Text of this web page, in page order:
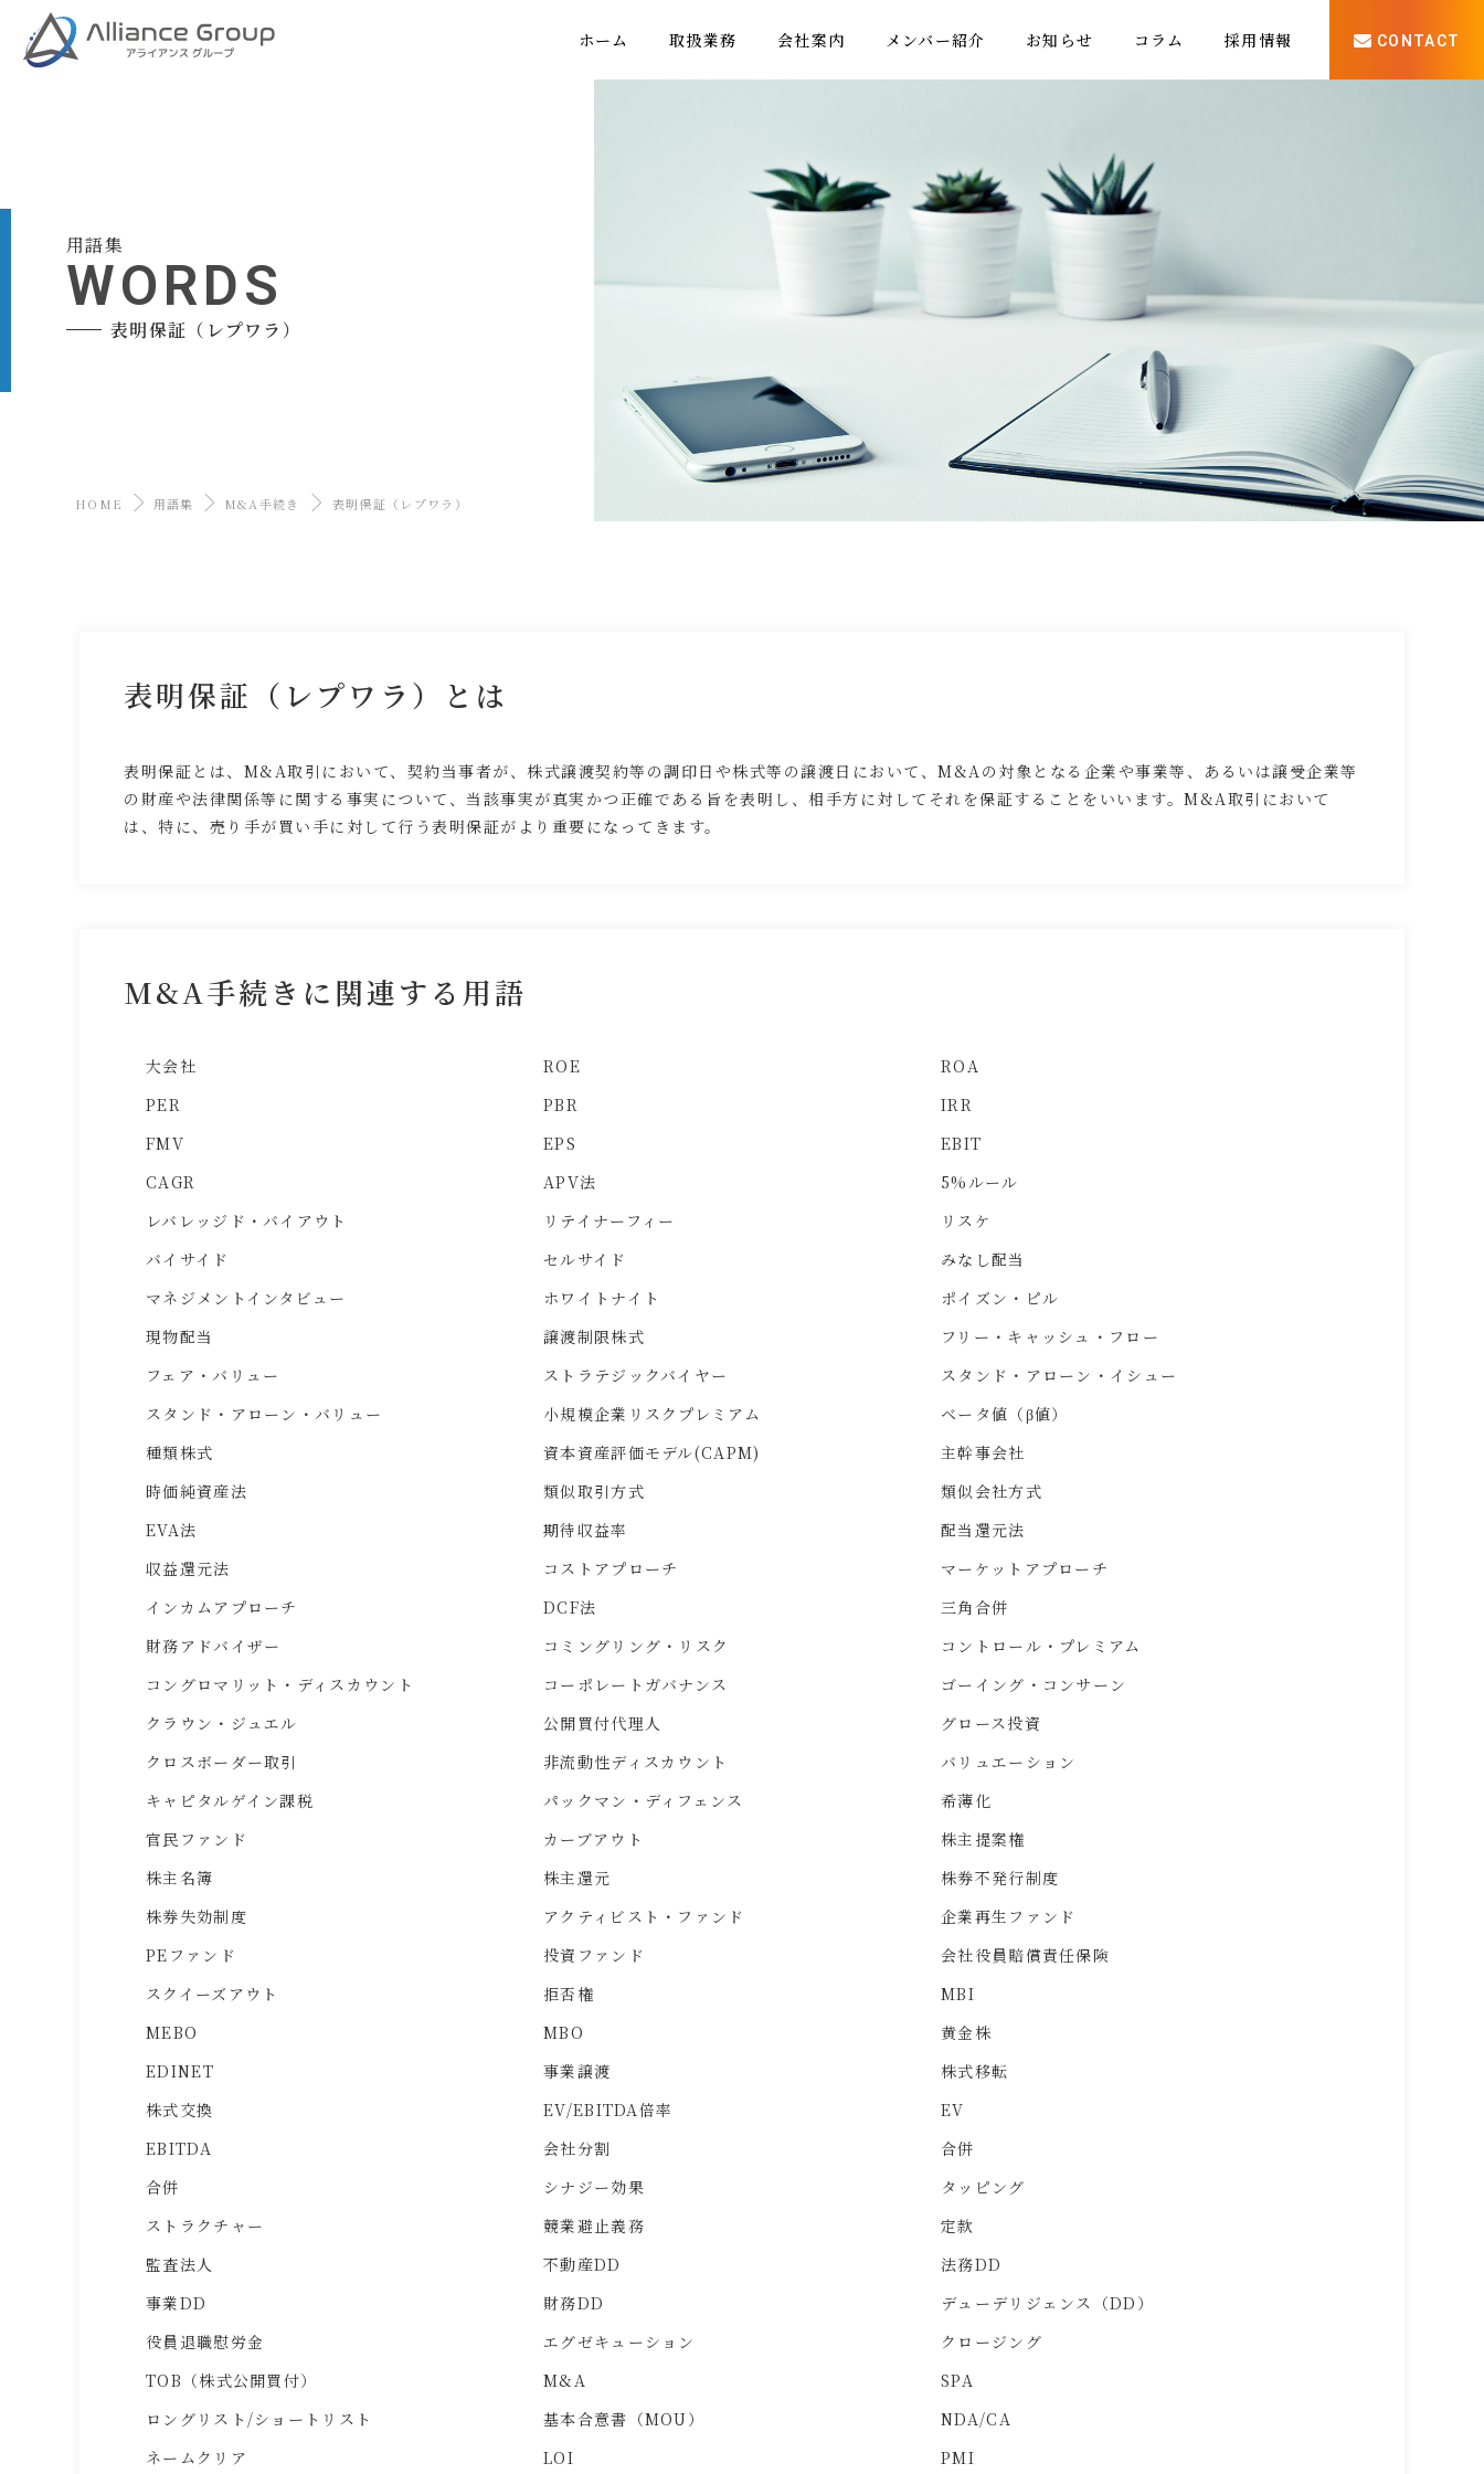
ホーム 取扱業務 会社案内 メンバー紹介 お知らせ コラム 採用情報 CONTACT
用語集
WORDS
表明保証（レプワラ）
HOME 用語集 M&A手続き 表明保証（レプワラ）
表明保証（レプワラ）とは
表明保証とは、M&A取引において、契約当事者が、株式譲渡契約等の調印日や株式等の譲渡日において、M&Aの対象となる企業や事業等、あるいは譲受企業等
の財産や法律関係等に関する事実について、当該事実が真実かつ正確である旨を表明し、相手方に対してそれを保証することをいいます。M&A取引において
は、特に、売り手が買い手に対して行う表明保証がより重要になってきます。
M&A手続きに関連する用語
大会社 ROE
ROA
PER
PBR
IRR
FMV
EPS
EBIT
CAGR
APV法
5%ルール
レバレッジド・バイアウト
リテイナーフィー
リスケ
バイサイド
セルサイド
みなし配当
マネジメントインタビュー
ホワイトナイト
ポイズン・ピル
現物配当
譲渡制限株式
フリー・キャッシュ・フロー
フェア・バリュー
ストラテジックバイヤー
スタンド・アローン・イシュー
スタンド・アローン・バリュー
小規模企業リスクプレミアム
ベータ値（β値）
種類株式
資本資産評価モデル(CAPM)
主幹事会社
時価純資産法
類似取引方式
類似会社方式
EVA法
期待収益率
配当還元法
収益還元法
コストアプローチ
マーケットアプローチ
インカムアプローチ
DCF法
三角合併
財務アドバイザー
コミングリング・リスク
コントロール・プレミアム
コングロマリット・ディスカウント
コーポレートガバナンス
ゴーイング・コンサーン
クラウン・ジュエル
公開買付代理人
グロース投資
クロスボーダー取引
非流動性ディスカウント
バリュエーション
キャピタルゲイン課税
パックマン・ディフェンス
希薄化
官民ファンド
カーブアウト
株主提案権
株主名簿
株主還元
株券不発行制度
株券失効制度
アクティビスト・ファンド
企業再生ファンド
PEファンド
投資ファンド
会社役員賠償責任保険
スクイーズアウト
拒否権
MBI
MEBO
MBO
黄金株
EDINET
事業譲渡
株式移転
株式交換
EV/EBITDA倍率
EV
EBITDA
会社分割
合併
合併
シナジー効果
タッピング
ストラクチャー
競業避止義務
定款
監査法人
不動産DD
法務DD
事業DD
財務DD
デューデリジェンス（DD）
役員退職慰労金
エグゼキューション
クロージング
TOB（株式公開買付）
M&A
SPA
ロングリスト/ショートリスト
基本合意書（MOU）
NDA/CA
ネームクリア
LOI PMI